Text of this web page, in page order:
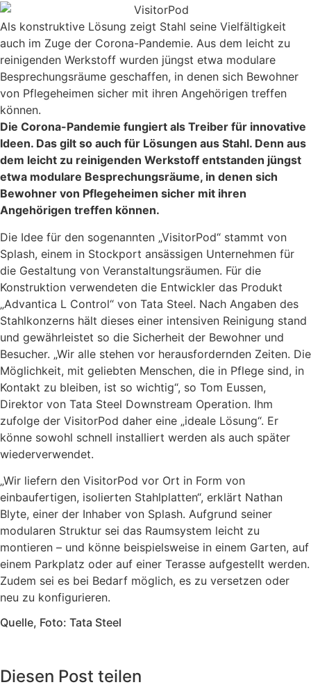
Als konstruktive Lösung zeigt Stahl seine Vielfältigkeit
auch im Zuge der Corona-Pandemie. Aus dem leicht zu
reinigenden Werkstoff wurden jüngst etwa modulare
Besprechungsräume geschaffen, in denen sich Bewohner
von Pflegeheimen sicher mit ihren Angehörigen treffen
können.
Die Corona-Pandemie fungiert als Treiber für innovative
Ideen. Das gilt so auch für Lösungen aus Stahl. Denn aus
dem leicht zu reinigenden Werkstoff entstanden jüngst
etwa modulare Besprechungsräume, in denen sich
Bewohner von Pflegeheimen sicher mit ihren
Angehörigen treffen können.
Die Idee für den sogenannten „VisitorPod“ stammt von
Splash, einem in Stockport ansässigen Unternehmen für
die Gestaltung von Veranstaltungsräumen. Für die
Konstruktion verwendeten die Entwickler das Produkt
„Advantica L Control“ von Tata Steel. Nach Angaben des
Stahlkonzerns hält dieses einer intensiven Reinigung stand
und gewährleistet so die Sicherheit der Bewohner und
Besucher. „Wir alle stehen vor herausfordernden Zeiten. Die
Möglichkeit, mit geliebten Menschen, die in Pflege sind, in
Kontakt zu bleiben, ist so wichtig“, so Tom Eussen,
Direktor von Tata Steel Downstream Operation. Ihm
zufolge der VisitorPod daher eine „ideale Lösung“. Er
könne sowohl schnell installiert werden als auch später
wiederverwendet.
„Wir liefern den VisitorPod vor Ort in Form von
einbaufertigen, isolierten Stahlplatten“, erklärt Nathan
Blyte, einer der Inhaber von Splash. Aufgrund seiner
modularen Struktur sei das Raumsystem leicht zu
montieren – und könne beispielsweise in einem Garten, auf
einem Parkplatz oder auf einer Terasse aufgestellt werden.
Zudem sei es bei Bedarf möglich, es zu versetzen oder
neu zu konfigurieren.
Quelle, Foto: Tata Steel
Diesen Post teilen